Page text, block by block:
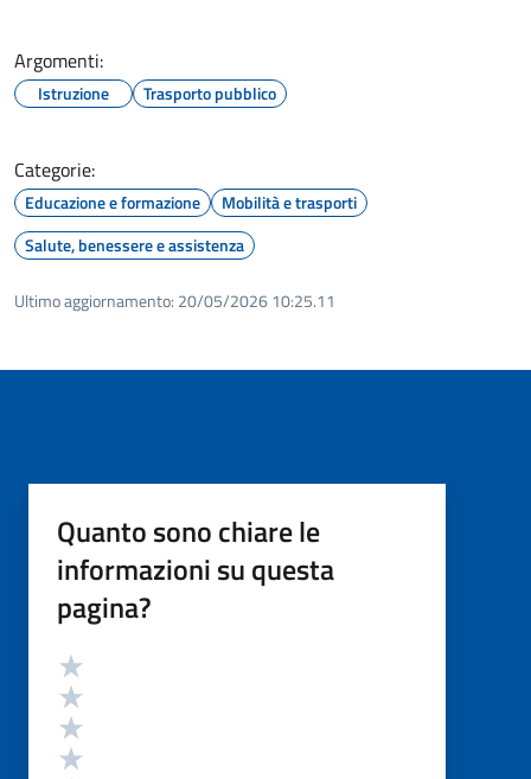
Argomenti:
Istruzione Trasporto pubblico
Categorie:
Educazione e formazione
Mobilità e trasporti
Salute, benessere e assistenza
Ultimo aggiornamento: 20/05/2026 10:25.11
Quanto sono chiare le
informazioni su questa
pagina?
Valutazione